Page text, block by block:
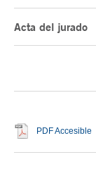
Acta del jurado
PDF Accesible